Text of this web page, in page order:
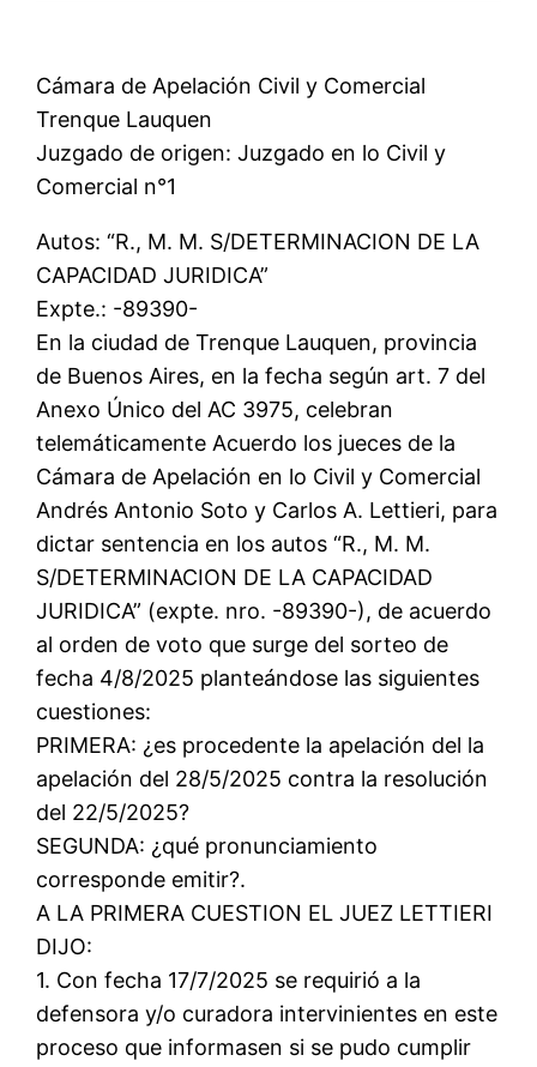
Cámara de Apelación Civil y Comercial
Trenque Lauquen
Juzgado de origen: Juzgado en lo Civil y
Comercial n°1
Autos: “R., M. M. S/DETERMINACION DE LA
CAPACIDAD JURIDICA”
Expte.: -89390-
En la ciudad de Trenque Lauquen, provincia
de Buenos Aires, en la fecha según art. 7 del
Anexo Único del AC 3975, celebran
telemáticamente Acuerdo los jueces de la
Cámara de Apelación en lo Civil y Comercial
Andrés Antonio Soto y Carlos A. Lettieri, para
dictar sentencia en los autos “R., M. M.
S/DETERMINACION DE LA CAPACIDAD
JURIDICA” (expte. nro. -89390-), de acuerdo
al orden de voto que surge del sorteo de
fecha 4/8/2025 planteándose las siguientes
cuestiones:
PRIMERA: ¿es procedente la apelación del la
apelación del 28/5/2025 contra la resolución
del 22/5/2025?
SEGUNDA: ¿qué pronunciamiento
corresponde emitir?.
A LA PRIMERA CUESTION EL JUEZ LETTIERI
DIJO:
1. Con fecha 17/7/2025 se requirió a la
defensora y/o curadora intervinientes en este
proceso que informasen si se pudo cumplir